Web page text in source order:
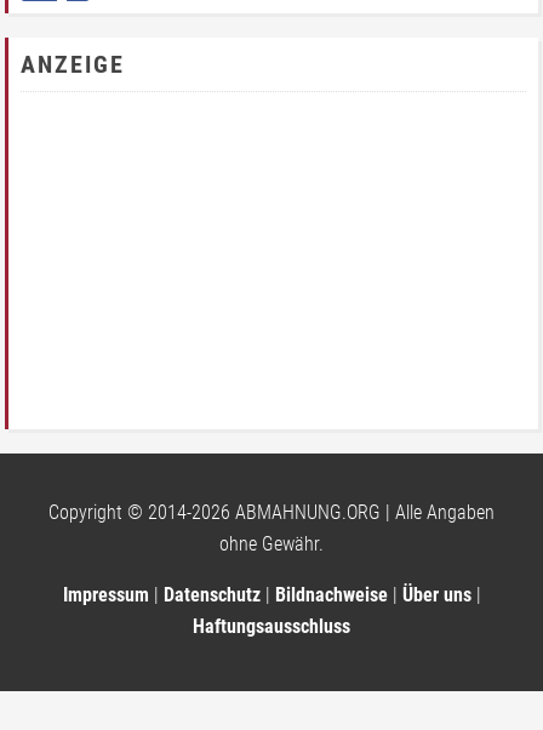
ANZEIGE
Copyright © 2014-2026 ABMAHNUNG.ORG | Alle Angaben
ohne Gewähr.
Impressum | Datenschutz| Bildnachweise| Über uns|
Haftungsausschluss